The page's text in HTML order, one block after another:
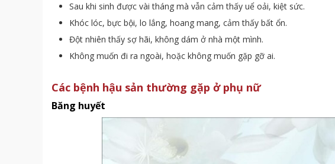
Sau khi sinh được vài tháng mà vẫn cảm thấy uể oải, kiệt sức.
Khóc lóc, bực bội, lo lắng, hoang mang, cảm thấy bất ổn.
Đột nhiên thấy sợ hãi, không dám ở nhà một mình.
Không muốn đi ra ngoài, hoặc không muốn gặp gỡ ai.
Các bệnh hậu sản thường gặp ở phụ nữ
Băng huyết